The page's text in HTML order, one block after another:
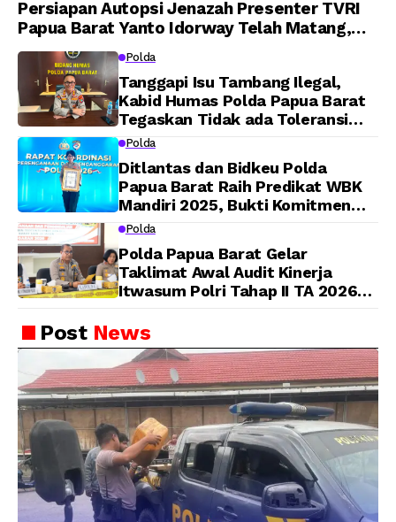
Persiapan Autopsi Jenazah Presenter TVRI
Papua Barat Yanto Idorway Telah Matang,
Pelaksanaan Dijadwalkan Kamis
Polda
Tanggapi Isu Tambang Ilegal,
Kabid Humas Polda Papua Barat
Tegaskan Tidak ada Toleransi
bagi Oknum Anggota
Polda
Ditlantas dan Bidkeu Polda
Papua Barat Raih Predikat WBK
Mandiri 2025, Bukti Komitmen
Wujudkan Pelayanan Bersih dan
Polda
Polda Papua Barat Gelar
Taklimat Awal Audit Kinerja
Itwasum Polri Tahap II TA 2026
Pengendalian
PostNews